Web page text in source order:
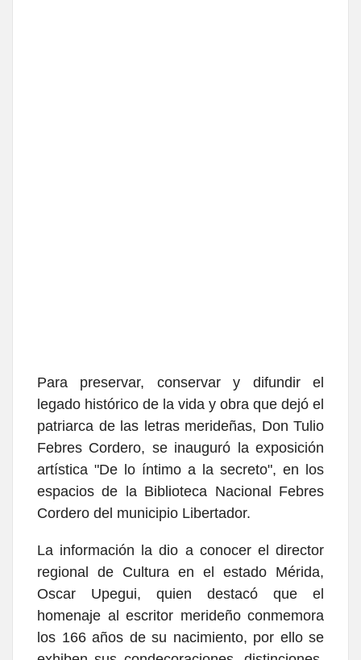
Para preservar, conservar y difundir el
legado histórico de la vida y obra que dejó el
patriarca de las letras merideñas, Don Tulio
Febres Cordero, se inauguró la exposición
artística "De lo íntimo a la secreto", en los
espacios de la Biblioteca Nacional Febres
Cordero del municipio Libertador.
La información la dio a conocer el director
regional de Cultura en el estado Mérida,
Oscar Upegui, quien destacó que el
homenaje al escritor merideño conmemora
los 166 años de su nacimiento, por ello se